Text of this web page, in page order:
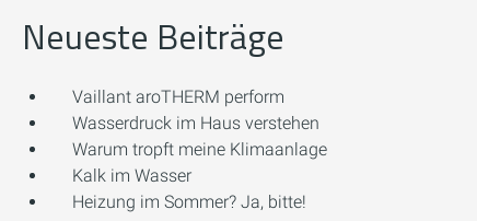
Neueste Beiträge
Vaillant aroTHERM perform
Wasserdruck im Haus verstehen
Warum tropft meine Klimaanlage
Kalk im Wasser
Heizung im Sommer? Ja, bitte!